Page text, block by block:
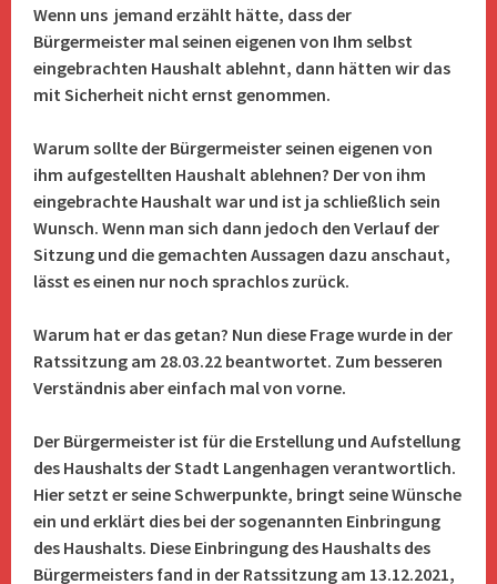
Wenn uns jemand erzählt hätte, dass der
Bürgermeister mal seinen eigenen von Ihm selbst
eingebrachten Haushalt ablehnt, dann hätten wir das
mit Sicherheit nicht ernst genommen.
Warum sollte der Bürgermeister seinen eigenen von
ihm aufgestellten Haushalt ablehnen? Der von ihm
eingebrachte Haushalt war und ist ja schließlich sein
Wunsch. Wenn man sich dann jedoch den Verlauf der
Sitzung und die gemachten Aussagen dazu anschaut,
lässt es einen nur noch sprachlos zurück.
Warum hat er das getan? Nun diese Frage wurde in der
Ratssitzung am 28.03.22 beantwortet. Zum besseren
Verständnis aber einfach mal von vorne.
Der Bürgermeister ist für die Erstellung und Aufstellung
des Haushalts der Stadt Langenhagen verantwortlich.
Hier setzt er seine Schwerpunkte, bringt seine Wünsche
ein und erklärt dies bei der sogenannten Einbringung
des Haushalts. Diese Einbringung des Haushalts des
Bürgermeisters fand in der Ratssitzung am 13.12.2021,